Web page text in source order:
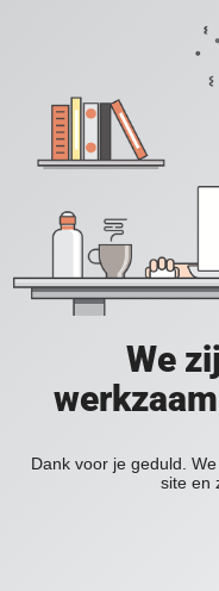
We
Dank voor je geduld.
site en